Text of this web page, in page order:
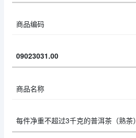
商品编码
09023031.00
商品名称
每件净重不超过3千克的普洱茶（熟茶）